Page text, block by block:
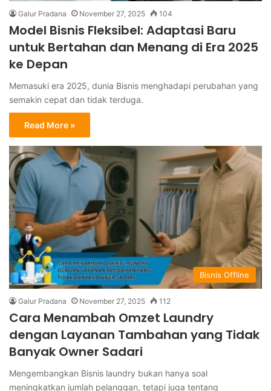
Galur Pradana November 27, 2025 104
Model Bisnis Fleksibel: Adaptasi Baru
untuk Bertahan dan Menang di Era 2025
ke Depan
Memasuki era 2025, dunia Bisnis menghadapi perubahan yang
semakin cepat dan tidak terduga.
Read More »
Bisnis Offline
Galur Pradana November 27, 2025 112
Cara Menambah Omzet Laundry
dengan Layanan Tambahan yang Tidak
Banyak Owner Sadari
Mengembangkan Bisnis laundry bukan hanya soal
meningkatkan jumlah pelanggan, tetapi juga tentang